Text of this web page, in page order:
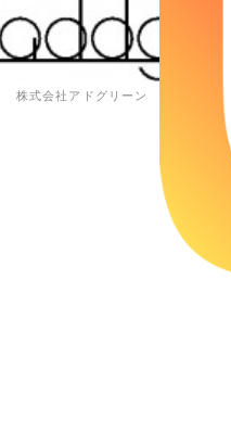
株式会社アドグリーン